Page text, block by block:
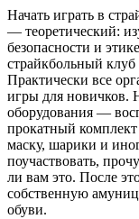
Начать играть в
— теоретический:
безопасности и
страйкбольный
Практически все
игры для новичков.
оборудования —
прокатный
маску, шарики и
поучаствовать,
ли вам это. После
собственную
обуви.